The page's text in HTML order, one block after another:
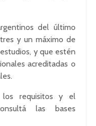
del último
y un máximo de
y que estén
acreditadas o
los requisitos y el
las bases